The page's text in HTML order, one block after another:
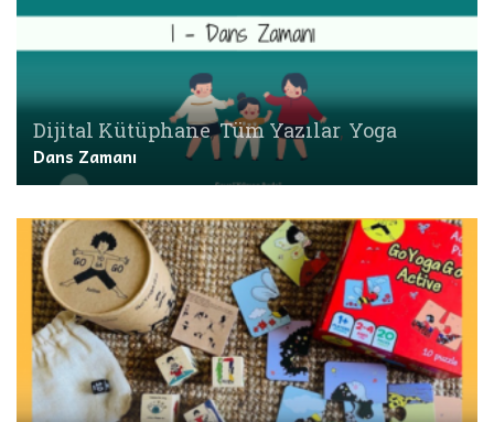
Dijital Kütüphane,Tüm Yazılar, Yoga
Dans Zamanı